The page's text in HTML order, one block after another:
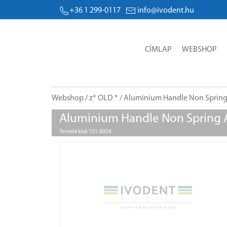
+36 1 299-0117 info@ivodent.hu
CÍMLAP WEBSHOP
Webshop/z* OLD * / Aluminium Handle Non
Aluminium Handle Non Spring
Termék kód: 101-0004